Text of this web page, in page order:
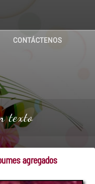
CONTÁCTENOS
texto
agregados